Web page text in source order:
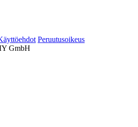
Peruutusoikeus
GmbH